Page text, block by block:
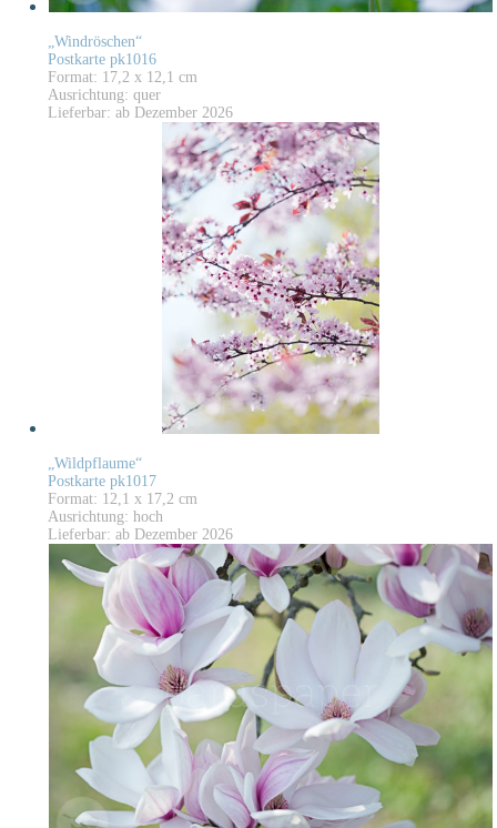
„Windröschen“
Postkarte pk1016
Format: 17,2 x 12,1 cm
Ausrichtung: quer
Lieferbar: ab Dezember 2026
„Wildpflaume“
Postkarte pk1017
Format: 12,1 x 17,2 cm
Ausrichtung: hoch
Lieferbar: ab Dezember 2026